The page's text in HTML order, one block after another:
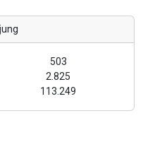
503
2.825
113.249